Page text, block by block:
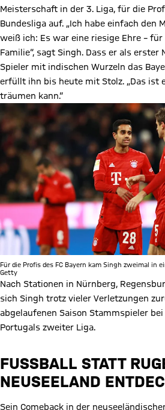
Meisterschaft in der 3. Liga, für die
Bundesliga auf. „Ich habe einfach den
weiß ich: Es war eine riesige Ehre –
Familie“, sagt Singh. Dass er als erster
Spieler mit indischen Wurzeln das
erfüllt ihn bis heute mit Stolz. „Das ist
träumen kann.“
Für die Profis des FC Bayern kam Singh zweimal in
Getty
Nach Stationen in Nürnberg,
sich Singh trotz vieler Verletzungen
abgelaufenen Saison Stammspieler bei
Portugals zweiter Liga.
FUSSBALL STATT
EUSEELAND
Sein Comeback in der